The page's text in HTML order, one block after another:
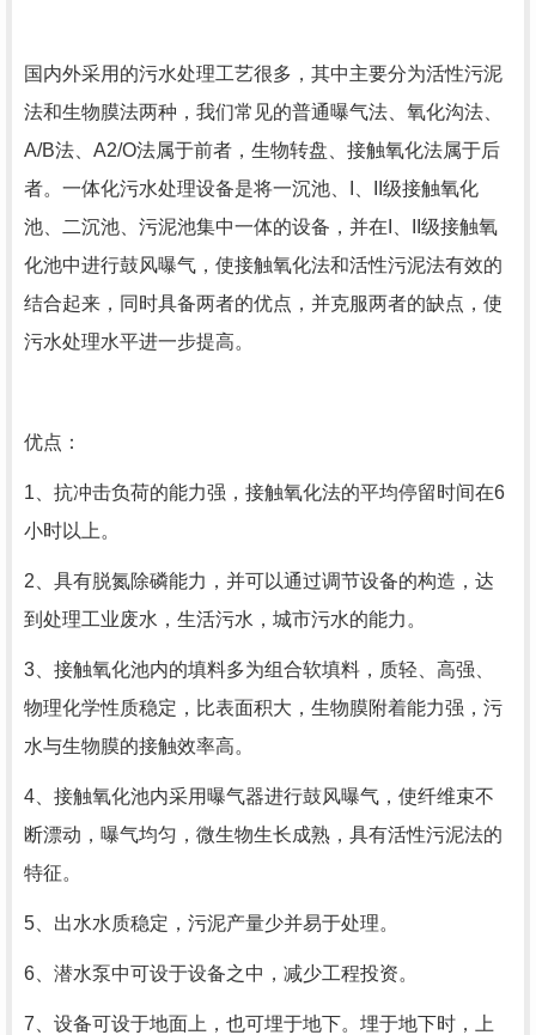
国内外采用的污水处理工艺很多，其中主要分为活性污泥
法和生物膜法两种，我们常见的普通曝气法、氧化沟法、
A/B法、A2/O法属于前者，生物转盘、接触氧化法属于后
者。一体化污水处理设备是将一沉池、I、II级接触氧化
池、二沉池、污泥池集中一体的设备，并在I、II级接触氧
化池中进行鼓风曝气，使接触氧化法和活性污泥法有效的
结合起来，同时具备两者的优点，并克服两者的缺点，使
污水处理水平进一步提高。
优点：
1、抗冲击负荷的能力强，接触氧化法的平均停留时间在6
小时以上。
2、具有脱氮除磷能力，并可以通过调节设备的构造，达
到处理工业废水，生活污水，城市污水的能力。
3、接触氧化池内的填料多为组合软填料，质轻、高强、
物理化学性质稳定，比表面积大，生物膜附着能力强，污
水与生物膜的接触效率高。
4、接触氧化池内采用曝气器进行鼓风曝气，使纤维束不
断漂动，曝气均匀，微生物生长成熟，具有活性污泥法的
特征。
5、出水水质稳定，污泥产量少并易于处理。
6、潜水泵中可设于设备之中，减少工程投资。
7、设备可设于地面上，也可埋于地下。埋于地下时，上